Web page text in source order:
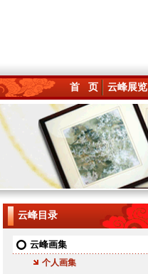
首 页 云峰展览
云峰目录
云峰画集
个人画集